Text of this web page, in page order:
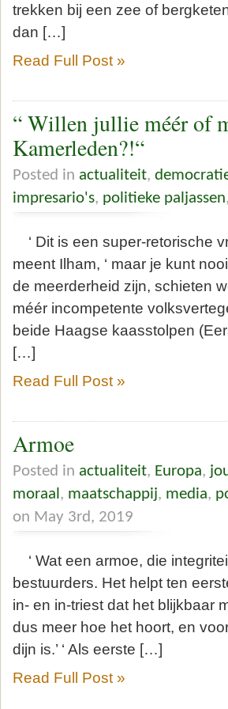
trekken bij een zee of
dan […]
Read Full Post »
“ Willen jullie méér of
Kamerleden?!“
Posted in actualiteit,
impresario's, politieke paljassen,
‘ Dit is een super-retorische
meent Ilham, ‘ maar je kunt
de meerderheid zijn, schieten
méér incompetente
beide Haagse kaasstolpen
[…]
Read Full Post »
Armoe
Posted in actualiteit, Europa,
moraal , maatschappij, media,
on May 3rd, 2019
‘ Wat een armoe, die
bestuurders. Het helpt ten
in- en in-triest dat het blijkbaar
dus meer hoe het hoort, en
dijn is.’ ‘ Als eerste […]
Read Full Post »